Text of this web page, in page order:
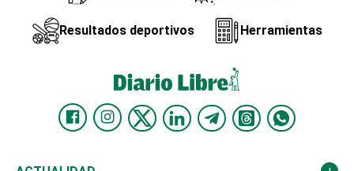
Resultados deportivos Herramientas